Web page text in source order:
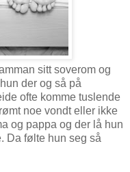
sitt soverom og
der og så på
ofte komme tuslende
noe vondt eller ikke
og pappa og der lå hun
Da følte hun seg så